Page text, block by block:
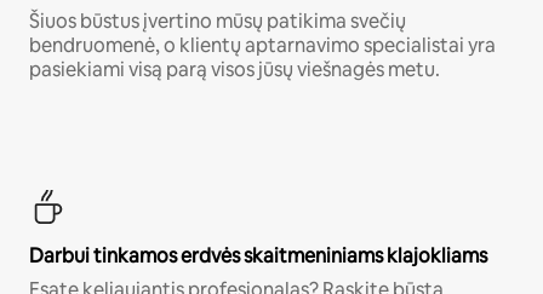
Šiuos būstus įvertino mūsų patikima svečių
bendruomenė, o klientų aptarnavimo specialistai yra
pasiekiami visą parą visos jūsų viešnagės metu.
Darbui tinkamos erdvės skaitmeniniams klajokliams